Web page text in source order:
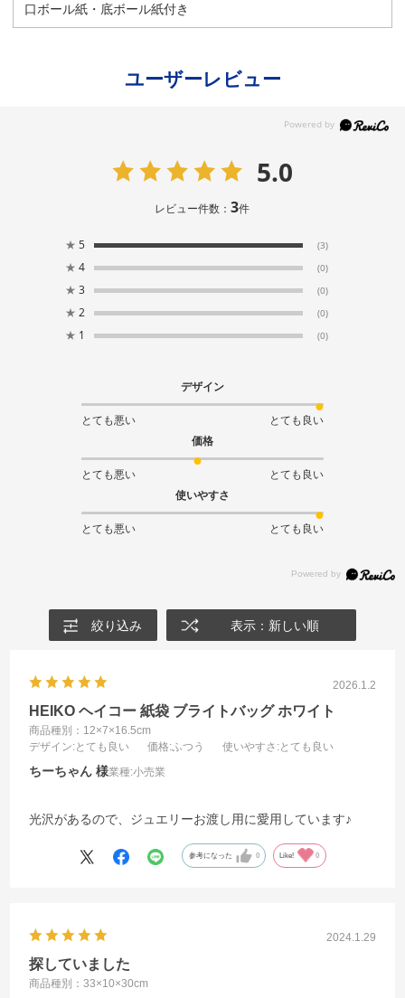
口ボール紙・底ボール紙付き
ユーザーレビュー
5.0
レビュー件数：3件
★ 5 (3)
★ 4 (0)
★ 3 (0)
★ 2 (0)
★ 1 (0)
デザイン
とても悪い
とても良い
価格
とても悪い
とても良い
使いやすさ
とても悪い とても良い
絞り込み 表示：新しい順
2026.1.2
HEIKO ヘイコー 紙袋 ブライトバッグ ホワイト
商品種別：12×7×16.5cm
デザイン:とても良い 価格:ふつう 使いやすさ :とても良い
ちーちゃん 業種:小売業
光沢があるので、ジュエリーお渡し用に愛用しています♪
参考になった 0 Like! 0
2024.1.29
探していました
商品種別：33×10×30cm